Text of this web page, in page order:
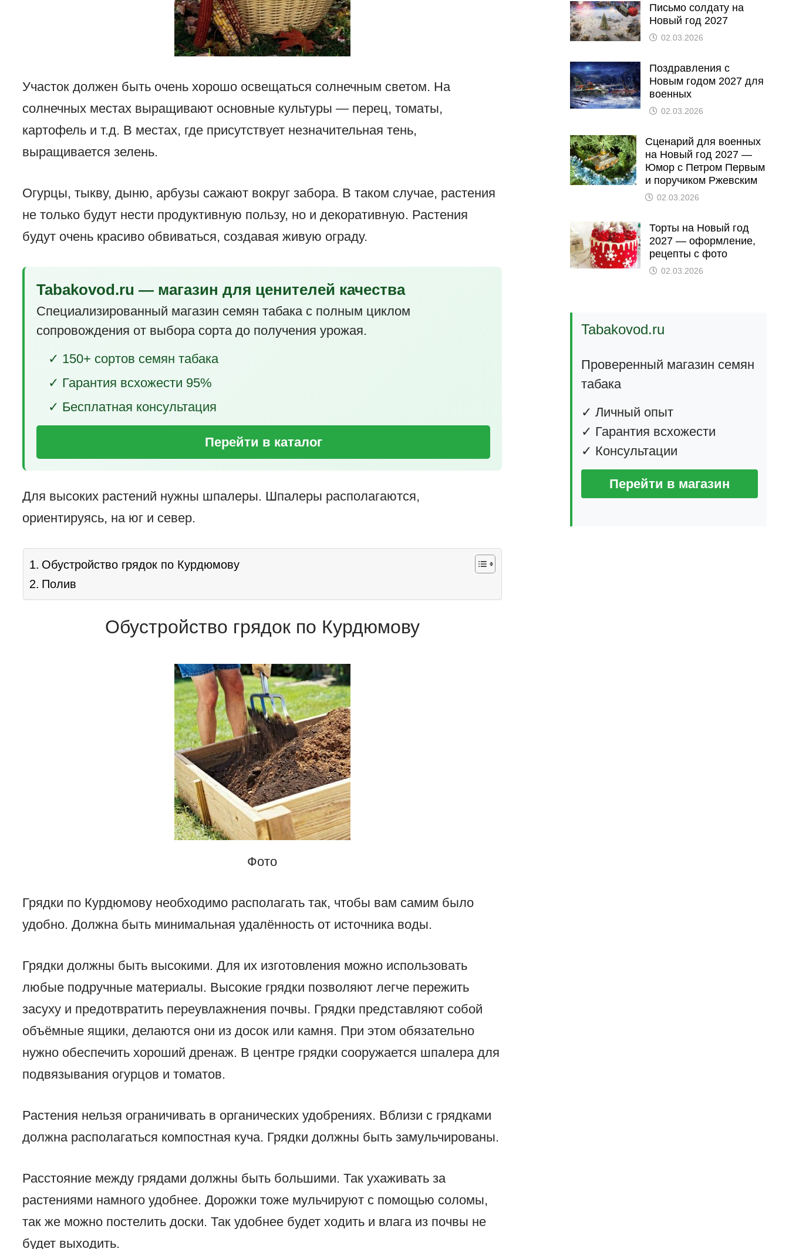
Участок должен быть очень хорошо освещаться солнечным светом. На
солнечных местах выращивают основные культуры — перец, томаты,
картофель и т.д. В местах, где присутствует незначительная тень,
выращивается зелень.
Огурцы, тыкву, дыню, арбузы сажают вокруг забора. В таком случае, растения
не только будут нести продуктивную пользу, но и декоративную. Растения
будут очень красиво обвиваться, создавая живую ограду.
Tabakovod.ru — магазин для ценителей качества
Специализированный магазин семян табака с полным циклом
сопровождения от выбора сорта до получения урожая.
✓ 150+ сортов семян табака
✓ Гарантия всхожести 95%
✓ Бесплатная консультация
Перейти в каталог
Для высоких растений нужны шпалеры. Шпалеры располагаются,
ориентируясь, на юг и север.
Обустройство грядок по Курдюмову
Полив
Обустройство грядок по Курдюмову
Фото
Грядки по Курдюмову необходимо располагать так, чтобы вам самим было
удобно. Должна быть минимальная удалённость от источника воды.
Грядки должны быть высокими. Для их изготовления можно использовать
любые подручные материалы. Высокие грядки позволяют легче пережить
засуху и предотвратить переувлажнения почвы. Грядки представляют собой
объёмные ящики, делаются они из досок или камня. При этом обязательно
нужно обеспечить хороший дренаж. В центре грядки сооружается шпалера для
подвязывания огурцов и томатов.
Растения нельзя ограничивать в органических удобрениях. Вблизи с грядками
должна располагаться компостная куча. Грядки должны быть замульчированы.
Расстояние между грядами должны быть большими. Так ухаживать за
растениями намного удобнее. Дорожки тоже мульчируют с помощью соломы,
так же можно постелить доски. Так удобнее будет ходить и влага из почвы не
будет выходить.
Письмо солдату на
Новый год 2027
02.03.2026
Поздравления с
Новым годом 2027 для
военных
02.03.2026
Сценарий для военных
на Новый год 2027 —
Юмор с Петром Первым
и поручиком Ржевским
02.03.2026
Торты на Новый год
2027 — оформление,
рецепты с фото
02.03.2026
Tabakovod.ru
Проверенный магазин семян
табака
✓ Личный опыт
✓ Гарантия всхожести
✓ Консультации
Перейти в магазин